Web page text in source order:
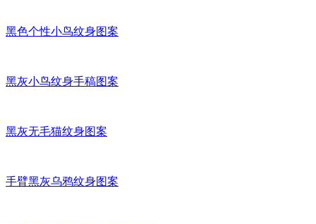
黑色个性小鸟纹身图案
黑灰小鸟纹身手稿图案
黑灰无毛猫纹身图案
手臂黑灰乌鸦纹身图案